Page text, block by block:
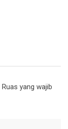
Ruas yang wajib